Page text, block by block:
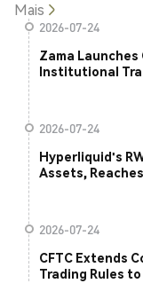
Mais
2026-07-24
Zama
Institutional
2026-07-24
Hyperliquid's
Assets,
2026-07-24
CFTC Extends
Trading Rules